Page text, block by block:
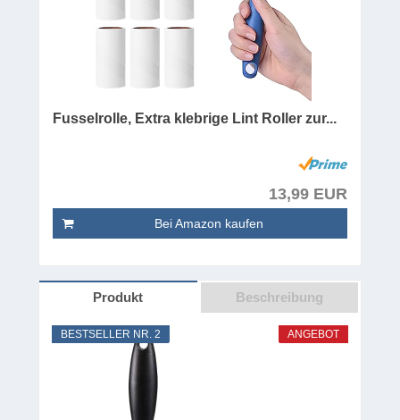
Fusselrolle, Extra klebrige Lint Roller zur...
13,99 EUR
Bei Amazon kaufen
Produkt Beschreibung
ANGEBOT
BESTSELLER NR. 2